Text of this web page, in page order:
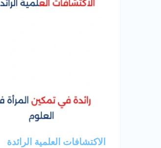
الاكتشافات العلمية الرائدة